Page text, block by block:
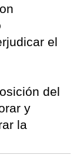
el
del
y
la